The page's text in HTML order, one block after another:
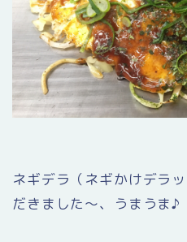
ネギデラ（ネギかけデラ
だきました〜、うまうま♪